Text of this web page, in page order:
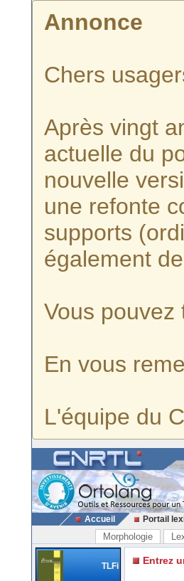
Annonce
Chers
Après vingt
actuelle du
nouvelle
une refonte
supports
également
Vous
En vous
L'équipe du
Accueil Portail
Morphologie
TLFi Entrez